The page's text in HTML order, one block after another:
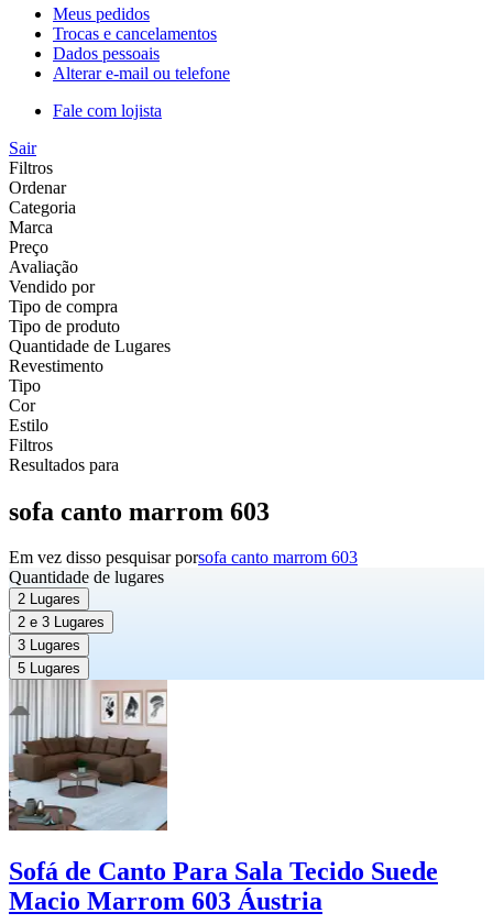
Meus pedidos
Trocas e cancelamentos
Dados pessoais
Alterar e-mail ou telefone
Fale com lojista
Sair
Filtros
Ordenar
Categoria
Marca
Preço
Avaliação
Vendido por
Tipo de compra
Tipo de produto
Quantidade de Lugares
Revestimento
Tipo
Cor
Estilo
Filtros
Resultados para
sofa canto marrom 603
Em vez disso pesquisar porsofa canto marrom 603
Quantidade de lugares
2 Lugares
2 e 3 Lugares
3 Lugares
5 Lugares
Sofá de Canto Para Sala Tecido Suede
Macio Marrom 603 Áustria